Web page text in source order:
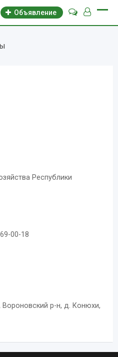
Объявление
Республики
00-18
Вороновский р-н, д. Конюхи,